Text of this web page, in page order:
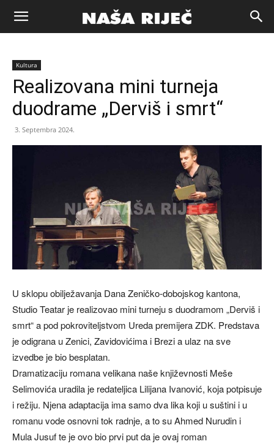
Naša
riječ
Kultura
Realizovana mini turneja
duodrame „Derviš i smrt“
3. Septembra 2024.
U sklopu obilježavanja Dana Zeničko-dobojskog kantona,
Studio Teatar je realizovao mini turneju s duodramom „Derviš i
smrt“ a pod pokroviteljstvom Ureda premijera ZDK. Predstava
je odigrana u Zenici, Zavidovićima i Brezi a ulaz na sve
izvedbe je bio besplatan.
Dramatizaciju romana velikana naše književnosti Meše
Selimovića uradila je redateljica Lilijana Ivanović, koja potpisuje
i režiju. Njena adaptacija ima samo dva lika koji u suštini i u
romanu vode osnovni tok radnje, a to su Ahmed Nurudin i
Mula Jusuf te je ovo bio prvi put da je ovaj roman